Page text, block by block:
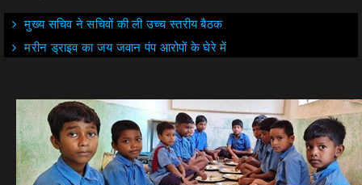
मुख्य सचिव ने सचिवों की ली उच्च स्तरीय बैठक
मरीन ड्राइव का जय जवान पंप आरोपों के घेरे में